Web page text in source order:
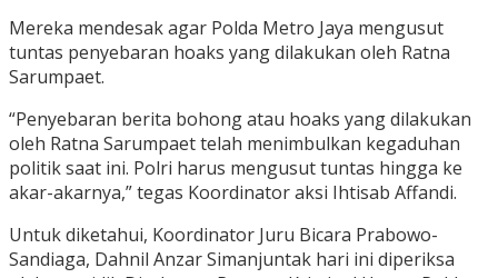
Mereka mendesak agar Polda Metro Jaya mengusut
tuntas penyebaran hoaks yang dilakukan oleh Ratna
Sarumpaet.
“Penyebaran berita bohong atau hoaks yang dilakukan
oleh Ratna Sarumpaet telah menimbulkan kegaduhan
politik saat ini. Polri harus mengusut tuntas hingga ke
akar-akarnya,” tegas Koordinator aksi Ihtisab Affandi.
Untuk diketahui, Koordinator Juru Bicara Prabowo-
Sandiaga, Dahnil Anzar Simanjuntak hari ini diperiksa